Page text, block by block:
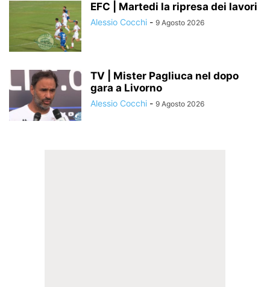
EFC | Martedi la ripresa dei lavori
Alessio Cocchi - 9 Agosto 2026
TV | Mister Pagliuca nel dopo
gara a Livorno
Alessio Cocchi - 9 Agosto 2026